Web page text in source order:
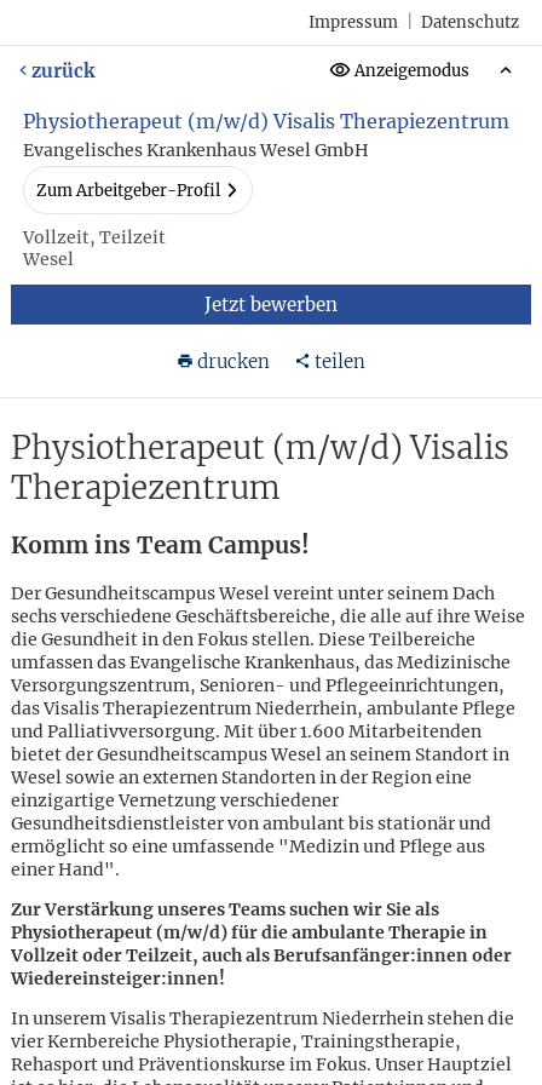
Impressum Datenschutz
zurück Anzeigemodus
Physiotherapeut (m/w/d) Visalis Therapiezentrum
Evangelisches Krankenhaus Wesel GmbH
Zum Arbeitgeber-Profil
Vollzeit, Teilzeit
Wesel
Jetzt bewerben
drucken teilen
Physiotherapeut (m/w/d) Visalis
Therapiezentrum
Komm ins Team Campus!
Der Gesundheitscampus Wesel vereint unter seinem Dach
sechs verschiedene Geschäftsbereiche, die alle auf ihre Weise
die Gesundheit in den Fokus stellen. Diese Teilbereiche
umfassen das Evangelische Krankenhaus, das Medizinische
Versorgungszentrum, Senioren- und Pflegeeinrichtungen,
das Visalis Therapiezentrum Niederrhein, ambulante Pflege
und Palliativversorgung. Mit über 1.600 Mitarbeitenden
bietet der Gesundheitscampus Wesel an seinem Standort in
Wesel sowie an externen Standorten in der Region eine
einzigartige Vernetzung verschiedener
Gesundheitsdienstleister von ambulant bis stationär und
ermöglicht so eine umfassende "Medizin und Pflege aus
einer Hand".
Zur Verstärkung unseres Teams suchen wir Sie als
Physiotherapeut (m/w/d) für die ambulante Therapie in
Vollzeit oder Teilzeit, auch als Berufsanfänger:innen oder
Wiedereinsteiger:innen!
In unserem Visalis Therapiezentrum Niederrhein stehen die
vier Kernbereiche Physiotherapie, Trainingstherapie,
Rehasport und Präventionskurse im Fokus. Unser Hauptziel
Karte anzeigen